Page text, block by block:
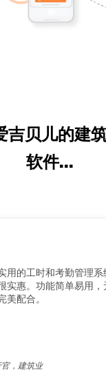
吉贝儿的建
软件...
用的工时和考勤管理
实惠。功能简单易用
配合。
，建筑业